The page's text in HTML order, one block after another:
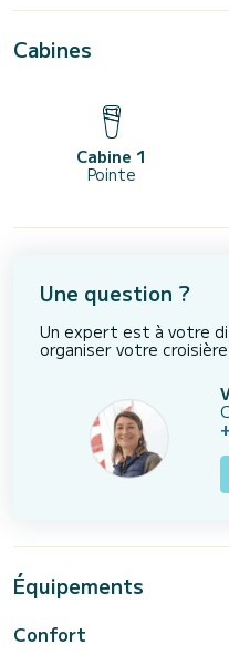
Cabines
Cabine 1
Pointe
Une question ?
Un expert est à votre
organiser votre
Équipements
Confort